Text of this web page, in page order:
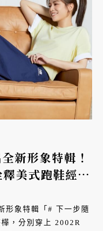
新形象特輯！
美式跑鞋經典
形象特輯「# 下一步隨
，分別穿上 2002R